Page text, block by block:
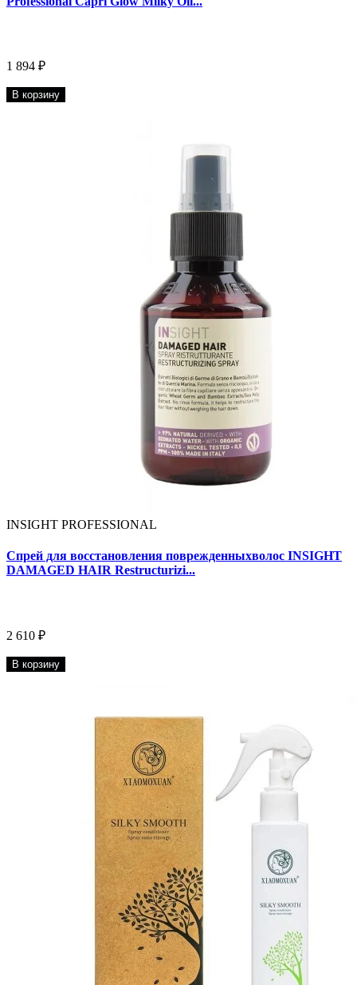
1 894 ₽
В корзину
INSIGHT PROFESSIONAL
Спрей для восстановления поврежденныхволос INSIGHT
DAMAGED HAIR Restructurizi...
2 610 ₽
В корзину